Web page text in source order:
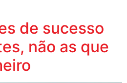
de sucesso
não as que